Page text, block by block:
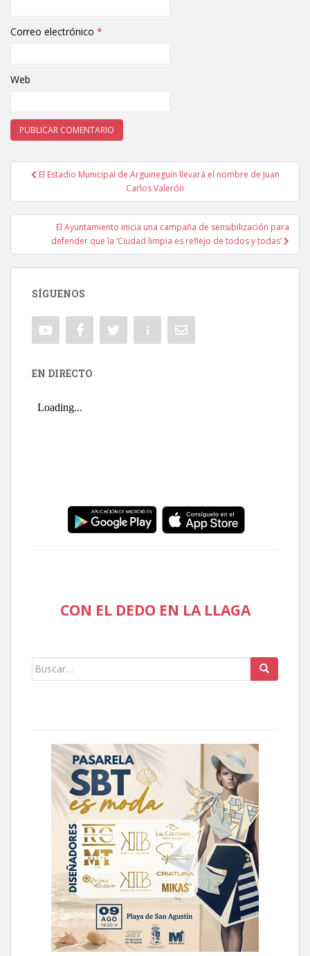
Correo electrónico *
Web
Navegación de entradas
El Estadio Municipal de Arguineguín llevará el nombre de Juan
Carlos Valerón
El Ayuntamiento inicia una campaña de sensibilización para
defender que la ‘Ciudad limpia es reflejo de todos y todas’
SÍGUENOS
EN DIRECTO
CON EL DEDO EN LA LLAGA
Buscar: